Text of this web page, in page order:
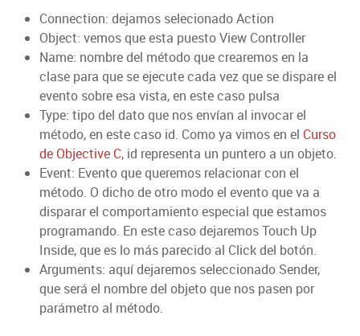
Connection: dejamos selecionado Action
Object: vemos que esta puesto View Controller
Name: nombre del método que crearemos en la
clase para que se ejecute cada vez que se dispare el
evento sobre esa vista, en este caso pulsa
Type: tipo del dato que nos envían al invocar el
método, en este caso id. Como ya vimos en el Curso
de Objective C, id representa un puntero a un objeto.
Event: Evento que queremos relacionar con el
método. O dicho de otro modo el evento que va a
disparar el comportamiento especial que estamos
programando. En este caso dejaremos Touch Up
Inside, que es lo más parecido al Click del botón.
Arguments: aquí dejaremos seleccionado Sender,
que será el nombre del objeto que nos pasen por
parámetro al método.